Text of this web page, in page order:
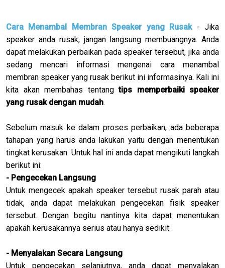
Cara Menambal Membran Speaker yang Rusak- Jika
speaker anda rusak, jangan langsung membuangnya. Anda
dapat melakukan perbaikan pada speaker tersebut, jika anda
sedang mencari informasi mengenai cara menambal
membran speaker yang rusak berikut ini informasinya. Kali ini
kita akan membahas tentangtips memperbaiki speaker
yang rusak dengan mudah.
Sebelum masuk ke dalam proses perbaikan, ada beberapa
tahapan yang harus anda lakukan yaitu dengan menentukan
tingkat kerusakan. Untuk hal ini anda dapat mengikuti langkah
berikut ini:
- Pengecekan Langsung
Untuk mengecek apakah speaker tersebut rusak parah atau
tidak, anda dapat melakukan pengecekan fisik speaker
tersebut. Dengan begitu nantinya kita dapat menentukan
apakah kerusakannya serius atau hanya sedikit.
- Menyalakan Secara Langsung
Untuk pengecekan selanjutnya, anda dapat menyalakan